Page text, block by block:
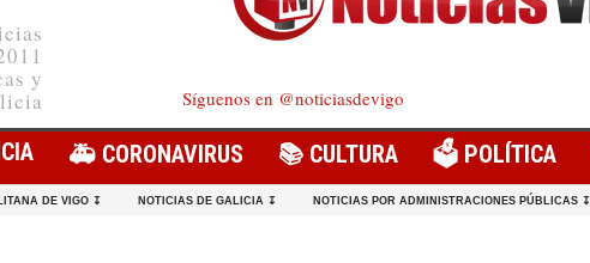
y
Síguenos en @noticiasdevigo
🚑 CORONAVIRUS 📚 CULTURA 🗳️ POLÍTICA
DE VIGO ↧ NOTICIAS DE GALICIA ↧ NOTICIAS POR ADMINISTRACIONES PÚBLICAS ↧